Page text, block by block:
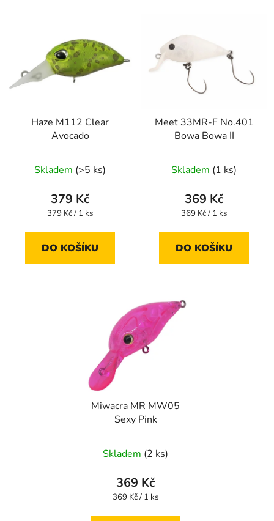
Haze M112 Clear
Avocado
Skladem (>5 ks)
379 Kč
Měrná
379 Kč / 1 ks
DO KOŠÍKU
Meet 33MR-F No.401
Bowa Bowa II
Skladem (1 ks)
369 Kč
Měrná
369 Kč / 1 ks
DO KOŠÍKU
Miwacra MR MW05
Sexy Pink
Skladem (2 ks)
369 Kč
Měrná
369 Kč / 1 ks